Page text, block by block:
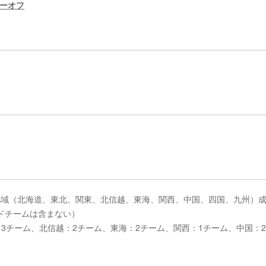
オフ
（北海道、東北、関東、北信越、東海、関西、中国、四国、九州）
ームは含まない）
ーム、北信越：2チーム、東海：2チーム、関西：1チーム、中国：